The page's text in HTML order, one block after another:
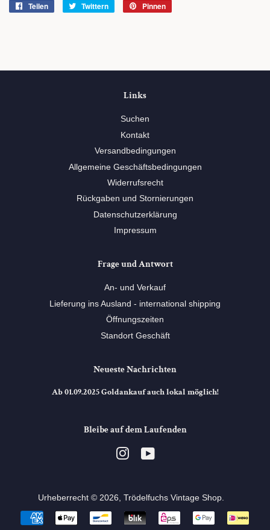
Teilen Twittern Pinnen
Links
Suchen
Kontakt
Versandbedingungen
Allgemeine Geschäftsbedingungen
Widerrufsrecht
Rückgaben und Stornierungen
Datenschutzerklärung
Impressum
Frage und Antwort
An- und Verkauf
Lieferung ins Ausland - international shipping
Öffnungszeiten
Standort Geschäft
Neueste Nachrichten
Ab 01.09.2025 Goldankauf auch lokal möglich!
Bleibe auf dem Laufenden
Instagram
Urheberrecht © 2026, Trödelfuchs Vintage Shop. ⠀
Zahlungsarten